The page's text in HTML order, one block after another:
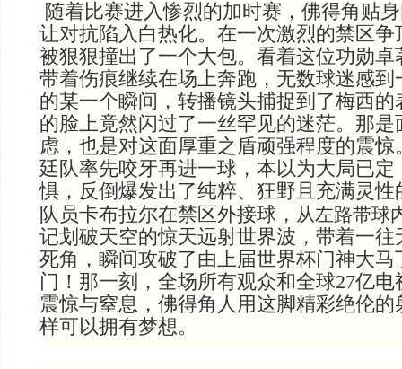
随着比赛进入惨烈的加时赛，佛得角贴
让对抗陷入白热化。在一次激烈的禁区
被狠狠撞出了一个大包。看着这位功勋
带着伤痕继续在场上奔跑，无数球迷感
的某一个瞬间，转播镜头捕捉到了梅西
的脸上竟然闪过了一丝罕见的迷茫。那
虑，也是对这面厚重之盾顽强程度的震
廷队率先咬牙再进一球，本以为大局已
惧，反倒爆发出了纯粹、狂野且充满灵性
队员卡布拉尔在禁区外接球， 从左路带球
记划破天空的惊天远射世界波，带着一
死角，瞬间攻破了由上届世界杯门神大
门！那一刻，全场所有观众和全球27亿
震惊与窒息，佛得角人用这脚精彩绝伦
样可以拥有梦想。